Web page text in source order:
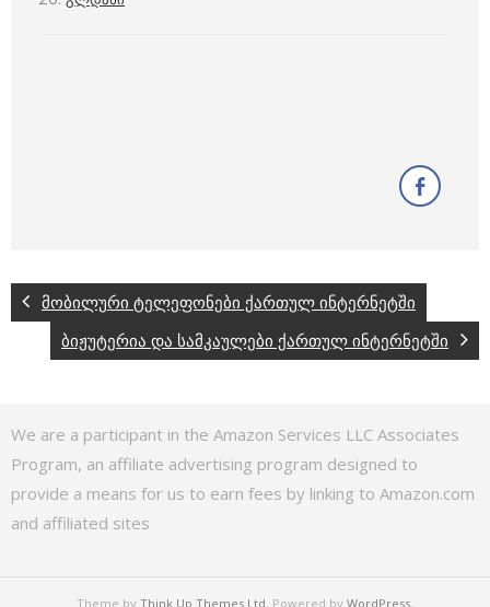
მობილური ტელეფონები ქართულ ინტერნეტში
ბიჟუტერია და სამკაულები ქართულ ინტერნეტში
We are a participant in the Amazon Services LLC Associates
Program, an affiliate advertising program designed to
provide a means for us to earn fees by linking to Amazon.com
and affiliated sites
Theme by Think Up Themes Ltd. Powered by WordPress.